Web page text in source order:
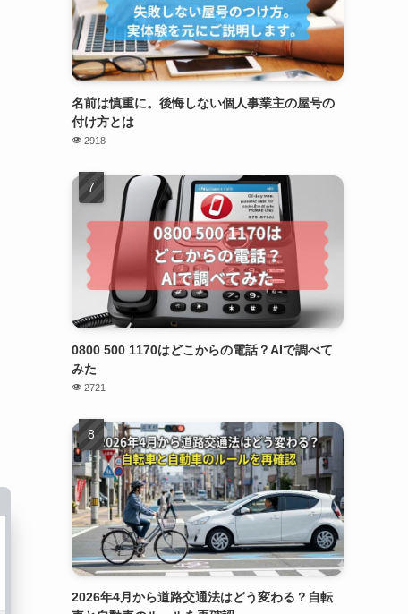
名前は慎重に。後悔しない個人事業主の屋号の
付け方とは
2918
0800 500 1170はどこからの電話？AIで調べて
みた
2721
2026年4月から道路交通法はどう変わる？自転